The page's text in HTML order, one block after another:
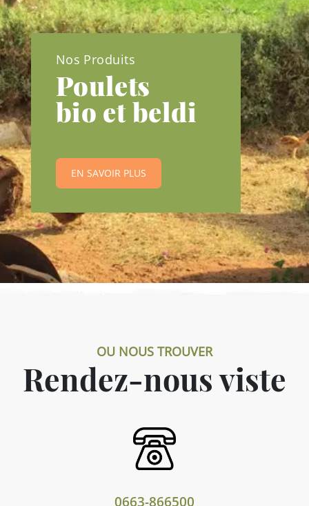
Nos Produits
Poulets
bio et beldi
EN SAVOIR PLUS
OU NOUS TROUVER
Rendez-nous viste
0663-866500